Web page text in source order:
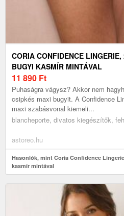
CORIA CONFIDENCE
BUGYI KASMÍR MINTÁVAL
11 890 Ft
Puhaságra vágysz? Akkor nem
csipkés maxi bugyit. A Confidence
maxi szabásvonal kiemeli...
blancheporte, divatos kiegészítők,
astoreo.hu
Hasonlók, mint Coria Confidence
kasmír mintával